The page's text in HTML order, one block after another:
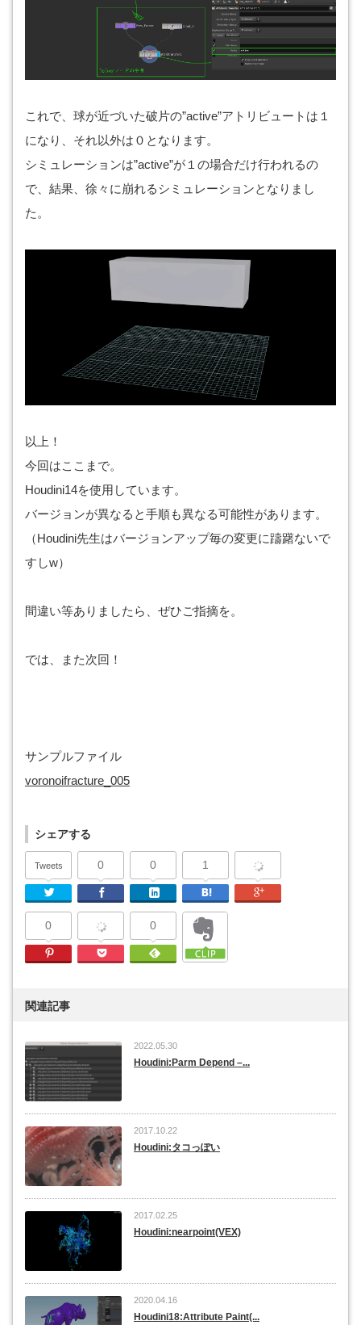
これで、球が近づいた破片の”active”アトリビュートは１
になり、それ以外は０となります。
シミュレーションは”active”が１の場合だけ行われるの
で、結果、徐々に崩れるシミュレーションとなりまし
た。
以上！
今回はここまで。
Houdini14を使用しています。
バージョンが異なると手順も異なる可能性があります。
（Houdini先生はバージョンアップ毎の変更に躊躇ないで
すしw）
間違い等ありましたら、ぜひご指摘を。
では、また次回！
サンプルファイル
voronoifracture_005
シェアする
Tweets
Twitter
0
Facebook
0
Linkedin
1
はてなブックマーク
0
Pinterest Pocket
0
Feedly
関連記事
2022.05.30
Houdini:Parm Depend –...
2017.10.22
Houdini:タコっぽい
2017.02.25
Houdini:nearpoint(VEX)
2020.04.16
Houdini18:Attribute Paint(...